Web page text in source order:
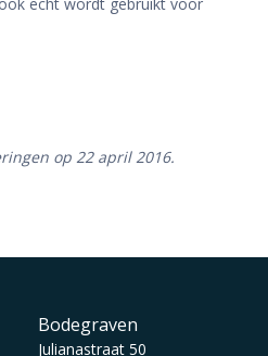
op 22 april 2016.
Bodegraven
Julianastraat 50